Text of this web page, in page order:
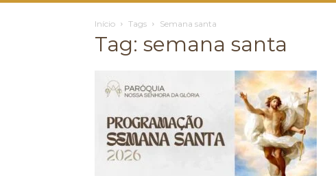
Início Tags Semana santa
Tag: semana santa